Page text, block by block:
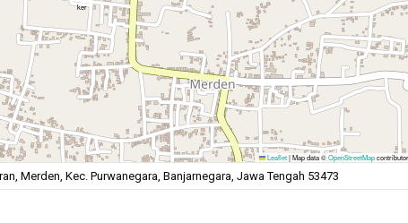
Leaflet|Map data ©OpenStreetMap
Merden, Kec. Purwanegara, Banjarnegara, Jawa Tengah 53473